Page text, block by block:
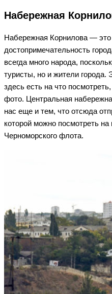
Набережная
Набережная Корнилова — это
достопримечательность
всегда много народа,
туристы, но и жители города.
здесь есть на что
фото. Центральная
нас еще и тем, что отсюда
которой можно посмотреть
Черноморского флота.